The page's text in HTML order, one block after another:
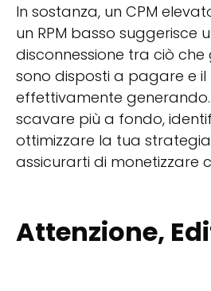
In sostanza, un CPM
un RPM basso suggerisce
disconnessione tra ciò che
sono disposti a pagare e
effettivamente
scavare più a fondo,
ottimizzare la tua
assicurarti di monetizzare
Attenzione,